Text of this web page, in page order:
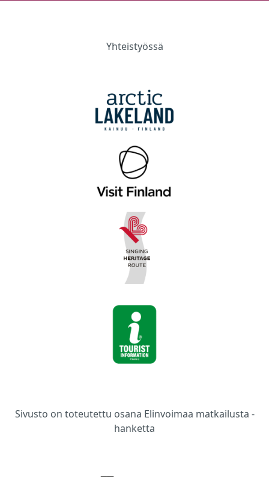
Yhteistyössä
Sivusto on toteutettu osana Elinvoimaa matkailusta -
hanketta